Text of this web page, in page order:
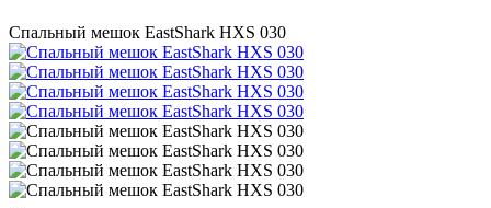
Спальный мешок EastShark HXS 030